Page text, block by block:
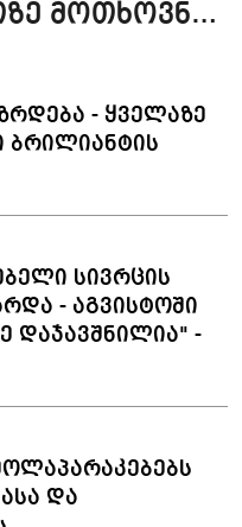
მოთხოვნა
- ყველაზე
ბრილიანტის
სივრცის
- აგვისტოში
დაჯავშნილია" -
და